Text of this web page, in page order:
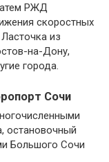
РЖД
скоростных
из
на-Дону,
города.
Сочи
остановочный
Большого Сочи